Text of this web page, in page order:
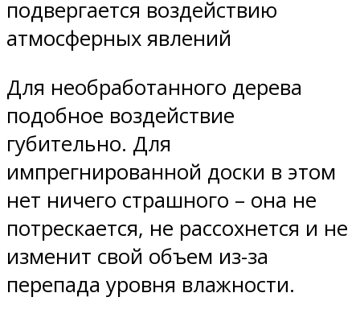
подвергается воздействию
атмосферных явлений
Для необработанного дерева
подобное воздействие
губительно. Для
импрегнированной доски в этом
нет ничего страшного – она не
потрескается, не рассохнется и не
изменит свой объем из-за
перепада уровня влажности.